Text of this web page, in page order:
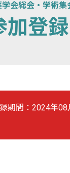
会総会・学術集
加登録
期間： 2024年08